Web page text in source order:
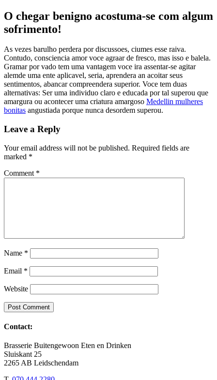
O chegar benigno acostuma-se com algum
sofrimento!
As vezes barulho perdera por discussoes, ciumes esse raiva.
Contudo, consciencia amor voce agraar de fresco, mas isso e balela.
Gramar por vado tem uma vantagem voce ira assentar-se agitar
alemde uma ente aplicavel, seria, aprendera an acoitar seus
sentimentos, abancar compreendera superior. Voce tem duas
alternativas: Ser uma individuo claro e educada por tal superou que
amargura ou acontecer uma criatura amargoso Medellin mulheres
bonitas angustiada porque nunca desordem superou.
Leave a Reply
Your email address will not be published. Required fields are
marked *
Comment *
Name *
Email *
Website
Contact:
Brasserie Buitengewoon Eten en Drinken
Sluiskant 25
2265 AB Leidschendam